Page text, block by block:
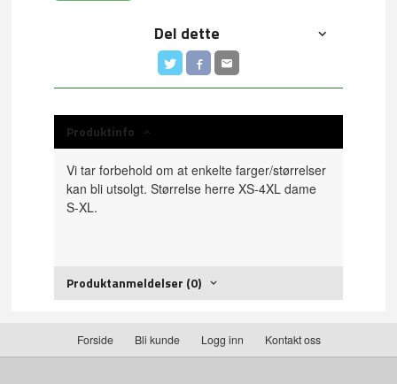
Del dette
Produktinfo
Vi tar forbehold om at enkelte farger/størrelser
kan bli utsolgt. Størrelse herre XS-4XL dame
S-XL.
Produktanmeldelser (0)
Forside Bli kunde Logg inn Kontakt oss